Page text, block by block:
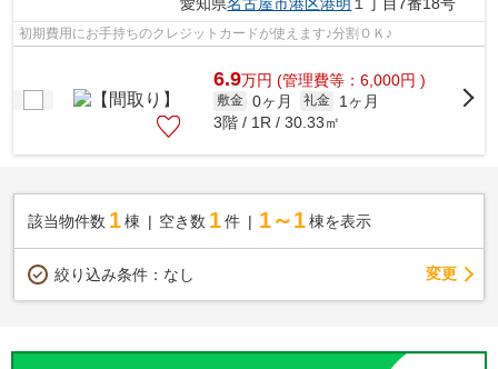
愛知県名古屋市港区港明 １丁目7番18号
初期費用にお手持ちのクレジットカードが使えます♪分割ＯＫ♪
6.9万円 (管理費等：6,000円 )
敷金 0ヶ月 礼金
1ヶ月
3階 / 1R / 30.33㎡
該当物件数 1棟 空き数 1 件 1～1 棟を表示
絞り込み条件： なし 変更